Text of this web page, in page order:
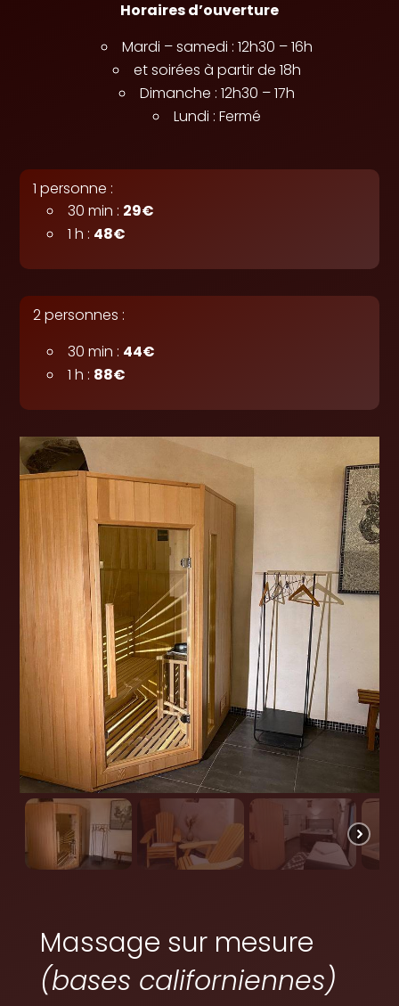
Horaires d’ouverture
Mardi – samedi : 12h30 – 16h
et soirées à partir de 18h
Dimanche : 12h30 – 17h
Lundi : Fermé
1 personne :
30 min : 29€
1 h : 48€
2 personnes :
30 min : 44€
1 h : 88€
Massage sur mesure
(bases californiennes)